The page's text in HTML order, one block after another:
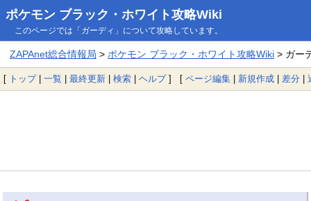
ポケモン ブラック・ホワイト攻略Wiki
このページでは「ガーディ」について攻略しています。
ZAPAnet総合情報局 > ポケモン ブラック・ホワイト攻略Wiki> ガー
[ トップ| 一覧 | 最終更新 | 検索 | ヘルプ] [ ページ編集 | 新規作成 | 差分 |